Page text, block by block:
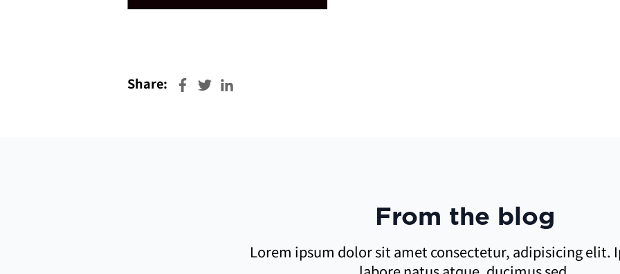
Share:
From the blog
Lorem ipsum dolor sit amet consectetur, adipisicing elit.